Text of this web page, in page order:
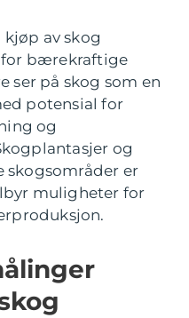
av skog
for bærekraftige
ser på skog som en
potensial for
og
og
skogsområder er
muligheter for